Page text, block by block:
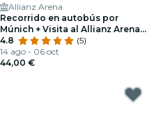
Allianz Arena
Recorrido en autobús por
Múnich + Visita al Allianz Arena
del FC Bayern de Múnich
4.8
(5)
14 ago - 06 oct
44,00 €